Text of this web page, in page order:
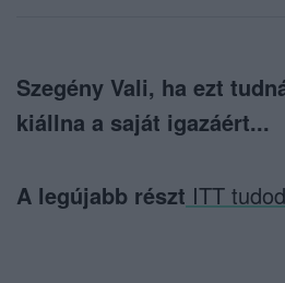
Szegény Vali, ha ezt
kiállna a saját igazáért...
A legújabb részt ITT